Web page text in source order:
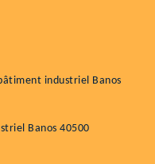
industriel Banos
Banos 40500
préserver sa
et facade